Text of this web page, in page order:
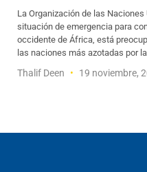
La Organización de las
situación de emergencia para
occidente de África, está
las naciones más azotadas por
Thalif Deen 19 noviembre,